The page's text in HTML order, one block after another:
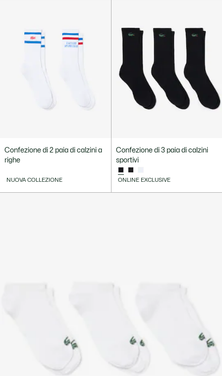
Confezione di 2 paia di calzini a
righe
NUOVA COLLEZIONE
Confezione di 3 paia di calzini
sportivi
ONLINE EXCLUSIVE